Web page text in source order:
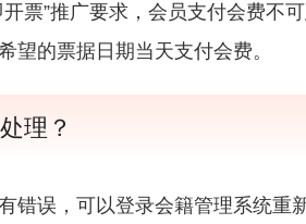
开票”推广要求，会员支付会费不
望的票据日期当天支付会费。
理？
错误，可以登录会籍管理系统重